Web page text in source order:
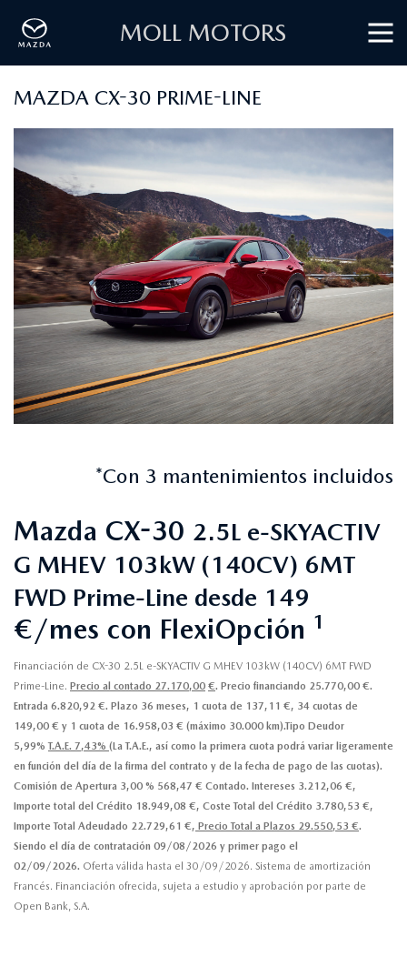
MOLL MOTORS
MAZDA CX-30 PRIME-LINE
*Con 3 mantenimientos incluidos
Mazda CX-30 2.5L e-SKYACTIV
G MHEV 103kW (140CV) 6MT
FWD Prime-Line desde 149
€/mes con FlexiOpción 1
Financiación de CX-30 2.5L e-SKYACTIV G MHEV 103kW (140CV) 6MT FWD
Prime-Line. Precio al contado 27.170,00 €. Precio financiando 25.770,00 €.
Entrada 6.820,92 €. Plazo 36 meses, 1 cuota de 137,11 €, 34 cuotas de
149,00 € y 1 cuota de 16.958,03 € (máximo 30.000 km).Tipo Deudor
5,99%T.A.E. 7,43% (La T.A.E., así como la primera cuota podrá variar ligeramente
en función del día de la firma del contrato y de la fecha de pago de las cuotas).
Comisión de Apertura 3,00 % 568,47 € Contado. Intereses 3.212,06 €,
Importe total del Crédito 18.949,08 €, Coste Total del Crédito 3.780,53 €,
Importe Total Adeudado 22.729,61 €, Precio Total a Plazos 29.550,53 €.
Siendo el día de contratación 09/08/2026 y primer pago el
02/09/2026. Oferta válida hasta el 30/09/2026. Sistema de amortización
Francés. Financiación ofrecida, sujeta a estudio y aprobación por parte de
Open Bank, S.A.